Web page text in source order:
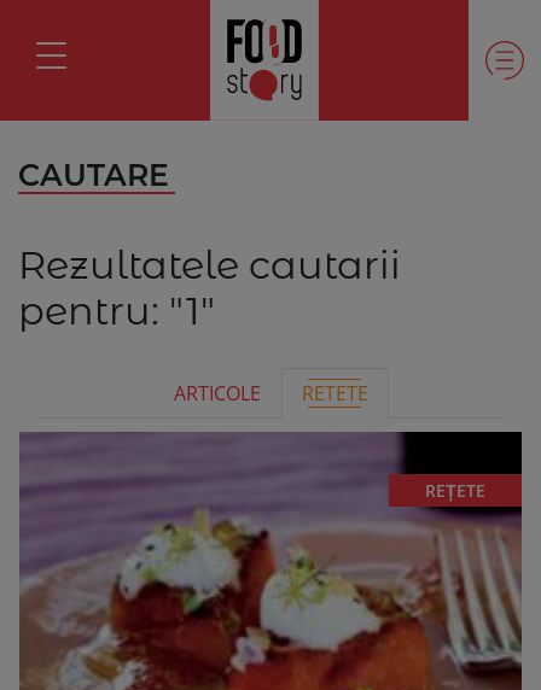
CAUTARE
Rezultatele cautarii
pentru: "1"
ARTICOLE RETETE
REȚETE